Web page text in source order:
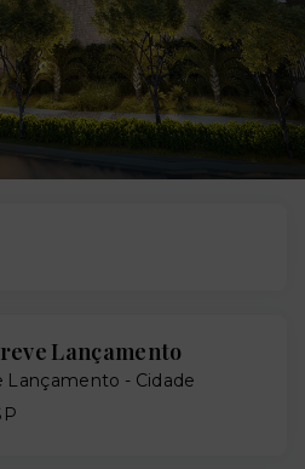
Lançamento
Lançamento - Cidade